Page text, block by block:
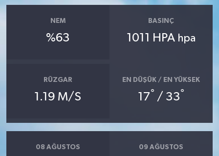
NEM
%63
BASINÇ
1011 HPA hpa
RÜZGAR
1.19 M/S
EN DÜŞÜK / EN YÜKSEK
17° / 33°
08 AĞUSTOS 09 AĞUSTOS
Sosyal medya
Televizyon
Yaşam